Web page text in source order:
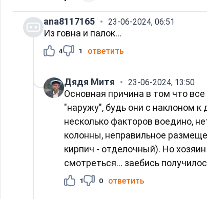
ana8117165 23-06-2024, 06:51
Из говна и палок...
4 1 ответить
Дядя Митя 23-06-2024, 13:50
Основная причина в том что
"наружу", будь они с наклоном
несколько факторов воедино,
колонны, неправильное
кирпич - отделочный). Но
смотреться... заебись
1 0 ответить